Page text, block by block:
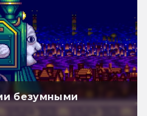
безумными